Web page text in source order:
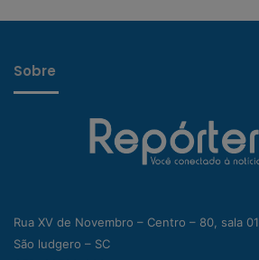
Sobre
Rua XV de Novembro – Centro – 80, sala 01
São ludgero – SC